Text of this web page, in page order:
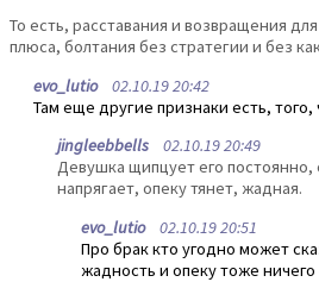
То есть, расставания и возвращения
плюса, болтания без стратегии и без
evo_lutio02.10.19 20:42
Там еще другие признаки есть, того,
jingleebbells 02.10.19 20:49
Девушка щипцует его постоянно,
напрягает, опеку тянет, жадная.
evo_lutio02.10.19 20:51
Про брак кто угодно может
жадность и опеку тоже